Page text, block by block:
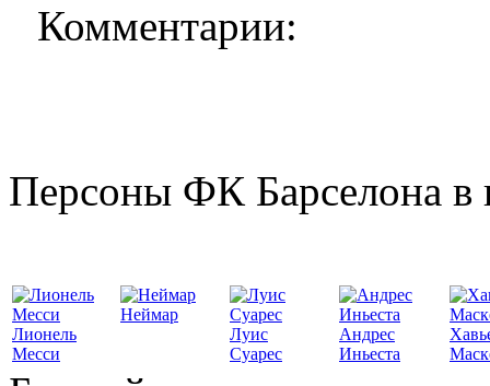
Комментарии:
Персоны ФК Барселона в
Лионель
Месси
Неймар
Луис
Суарес
Андрес
Иньеста